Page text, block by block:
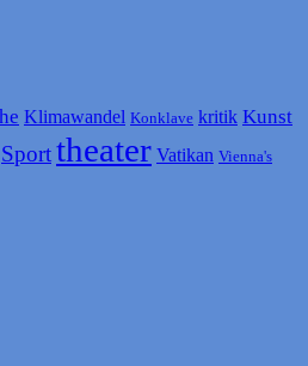
Klimawandel Konklave kritik Kunst
Sporttheater Vatikan Vienna's